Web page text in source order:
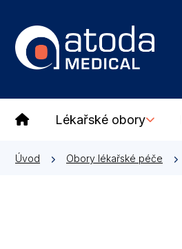
Lékařské obory
Úvod Obory lékařské péče